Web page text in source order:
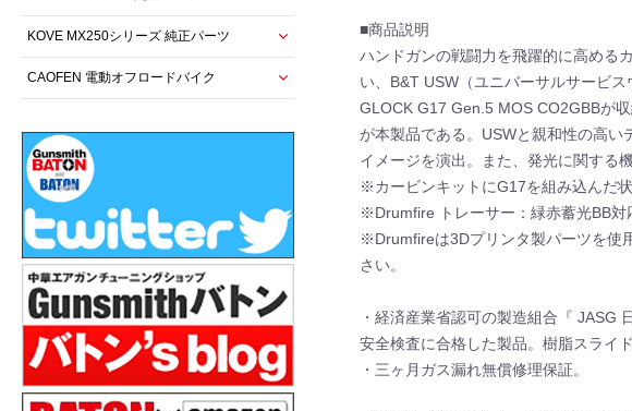
KOVE MX250シリーズ 純正パーツ
CAOFEN 電動オフロードバイク
■商品説明
ハンドガンの戦闘力を飛躍的に高める
い、B&T USW（ユニバーサルサービ
GLOCK G17 Gen.5 MOS CO2GBBが
が本製品である。USWと親和性の高
イメージを演出。また、発光に関する
※カービンキットにG17を組み込んだ
※Drumfire トレーサー：緑赤蓄光BB対
※Drumfireは3Dプリンタ製パーツを使
さい。
・経済産業省認可の製造組合『 JASG
安全検査に合格した製品。樹脂スライド
・三ヶ月ガス漏れ無償修理保証。